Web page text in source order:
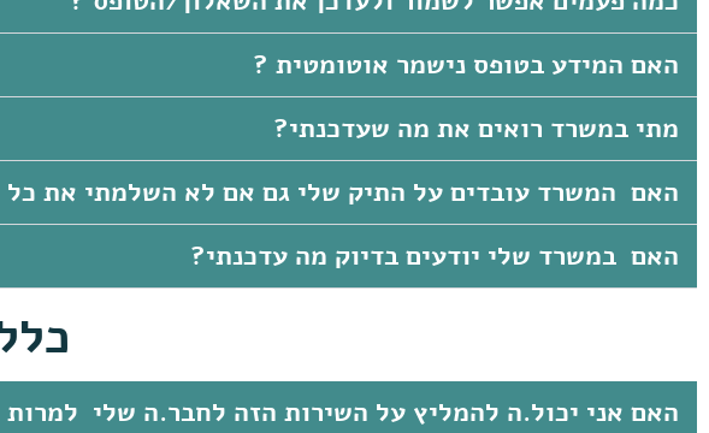
האם המידע בטופס נישמר אוטומטית ?
מתי במשרד רואים את מה שעדכנתי?
האם המשרד עובדים על התיק שלי גם אם לא השלמתי את כל
האם במשרד שלי יודעים בדיוק מה עדכנתי?
האם אני יכול.ה להמליץ על השירות הזה לחבר.ה שלי